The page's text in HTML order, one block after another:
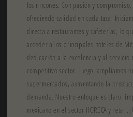
los rincones. Con pasión y
ofreciendo calidad en cada taza.
directa a restaurantes y cafeterías, lo
acceder a los principales hoteles de
dedicación a la excelencia y al servicio
competitivo sector. Luego, ampliamos
supermercados, aumentando la
demanda. Nuestro enfoque es claro:
mexicano en el sector HORECA y retail.